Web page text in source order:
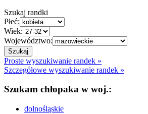
Szukaj randki
Płeć:
Wiek:
Województwo:
Proste wyszukiwanie randek »
Szczegółowe wyszukiwanie randek »
Szukam chłopaka w woj.:
dolnośląskie